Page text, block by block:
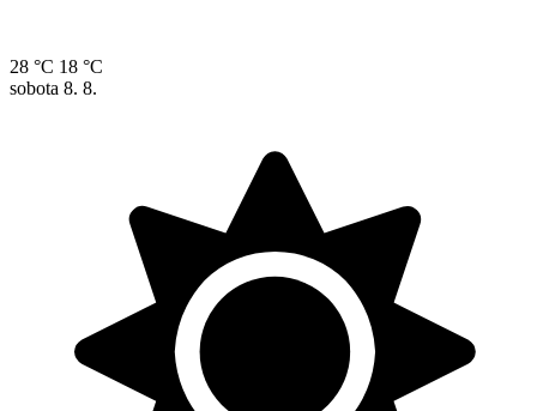
28 °C 18 °C
sobota 8. 8.